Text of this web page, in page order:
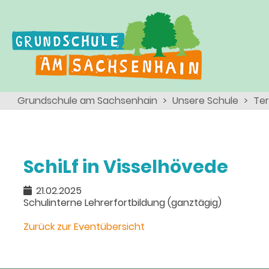
Grundschule am Sachsenhain Unsere Schule
SchiLf in Visselhövede
21.02.2025
Schulinterne Lehrerfortbildung (ganztägig)
Zurück zur Eventübersicht
Menschen
Kinder
Eltern
Team
Schulsozialarbeit
Schulseelsorge
Wir als Arbeitgeber
Ganztagsschule